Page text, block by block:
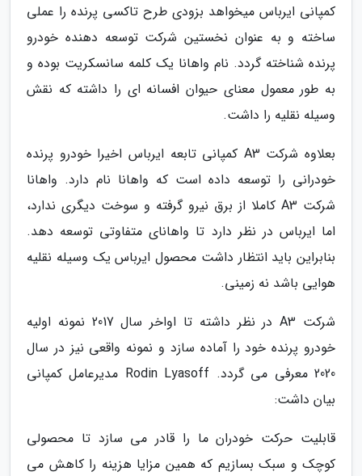
کمپانی ایرباس میخواهد بزودی طرح تاکسی پرنده را عملی
ساخته و به عنوان نخستین شرکت توسعه دهنده خودرو
پرنده شناخته گردد. نام واهانا یک کلمه سانسکریت بوده و
به طور معمول معنای حیوان افسانه ای را داشته که نقش
وسیله نقلیه را داشت.
بعلاوه شرکت A3 کمپانی تابعه ایرباس اخیرا خودرو پرنده
خودرانی را توسعه داده است که واهانا نام دارد. واهانا
شرکت A3 کاملا از برق نیرو گرفته و سوخت دیگری ندارد،
اما ایرباس در نظر دارد تا واهانای متفاوتی توسعه دهد.
بنابراین باید انتظار داشت محصول ایرباس یک وسیله نقلیه
هوایی باشد نه زمینی.
شرکت A3 در نظر داشته تا اواخر سال 2017 نمونه اولیه
خودرو پرنده خود را آماده سازد و نمونه واقعی نیز در سال
2020 معرفی می گردد. Rodin Lyasoff مدیرعامل کمپانی
بیان داشت:
قابلیت حرکت خودران ما را قادر می سازد تا محصولی
کوچک و سبک بسازیم که همین مزایا هزینه را کاهش می